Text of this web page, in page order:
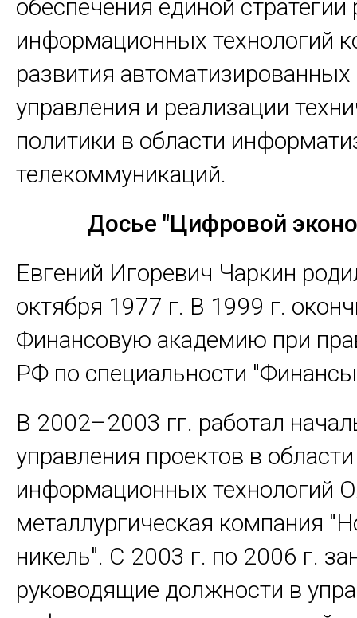
обеспечения единой стратегии
информационных технологий
развития
управления и реализации
политики в области
телекоммуникаций.
Досье "Цифровой
Евгений Игоревич Чаркин
октября 1977 г. В 1999 г.
Финансовую академию при
РФ по специальности
В 2002–2003 гг. работал
управления проектов в области
информационных технологий
металлургическая компания
никель". С 2003 г. по 2006 г.
руководящие должности в